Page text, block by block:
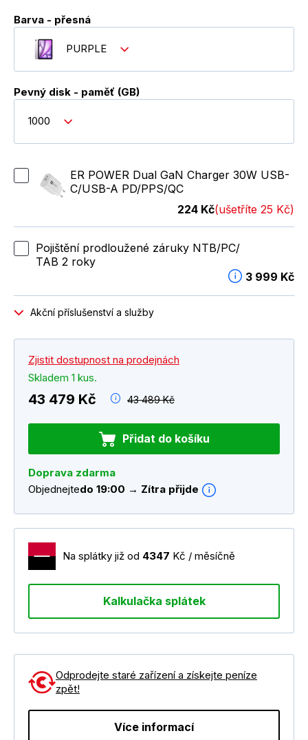
Barva - přesná
PURPLE
Pevný disk - paměť (GB)
1000
ER POWER Dual GaN Charger 30W USB-
C/USB-A PD/PPS/QC
224 Kč(ušetříte 25 Kč)
Pojištění prodloužené záruky NTB/PC/
TAB 2 roky
3 999 Kč
Akční příslušenství a služby
Zjistit dostupnost na prodejnách
Skladem 1 kus.
43 479 Kč 43 489 Kč
Přidat do košíku
Doprava zdarma
Objednejtedo 19:00 → Zítra přijde
Na splátky již od 4347 Kč / měsíčně
Kalkulačka splátek
Odprodejte staré zařízení a získejte peníze
zpět!
Více informací